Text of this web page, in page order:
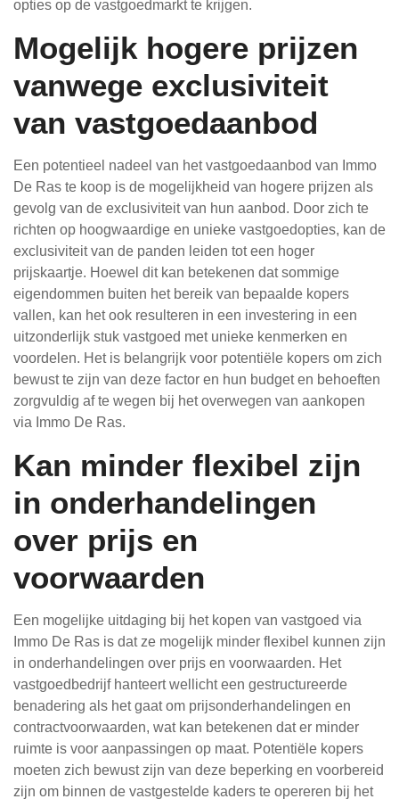
opties op de vastgoedmarkt te krijgen.
Mogelijk hogere prijzen
vanwege exclusiviteit
van vastgoedaanbod
Een potentieel nadeel van het vastgoedaanbod van Immo
De Ras te koop is de mogelijkheid van hogere prijzen als
gevolg van de exclusiviteit van hun aanbod. Door zich te
richten op hoogwaardige en unieke vastgoedopties, kan de
exclusiviteit van de panden leiden tot een hoger
prijskaartje. Hoewel dit kan betekenen dat sommige
eigendommen buiten het bereik van bepaalde kopers
vallen, kan het ook resulteren in een investering in een
uitzonderlijk stuk vastgoed met unieke kenmerken en
voordelen. Het is belangrijk voor potentiële kopers om zich
bewust te zijn van deze factor en hun budget en behoeften
zorgvuldig af te wegen bij het overwegen van aankopen
via Immo De Ras.
Kan minder flexibel zijn
in onderhandelingen
over prijs en
voorwaarden
Een mogelijke uitdaging bij het kopen van vastgoed via
Immo De Ras is dat ze mogelijk minder flexibel kunnen zijn
in onderhandelingen over prijs en voorwaarden. Het
vastgoedbedrijf hanteert wellicht een gestructureerde
benadering als het gaat om prijsonderhandelingen en
contractvoorwaarden, wat kan betekenen dat er minder
ruimte is voor aanpassingen op maat. Potentiële kopers
moeten zich bewust zijn van deze beperking en voorbereid
zijn om binnen de vastgestelde kaders te opereren bij het